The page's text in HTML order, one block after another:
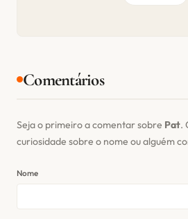
Comentários
Seja o primeiro a comentar sobre Pat.
curiosidade sobre o nome ou alguém
Nome